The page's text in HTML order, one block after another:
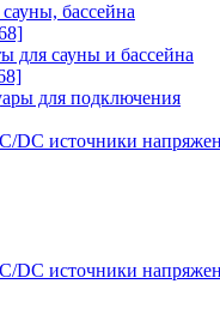
бассейна
для сауны и бассейна
для подключения
DC источники
DC источники